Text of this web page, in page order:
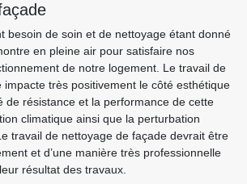
besoin de soin et de nettoyage étant donné
en pleine air pour satisfaire nos
de notre logement. Le travail de
impacte très positivement le côté esthétique
de résistance et la performance de cette
climatique ainsi que la perturbation
travail de nettoyage de façade devrait être
et d’une manière très professionnelle
résultat des travaux.